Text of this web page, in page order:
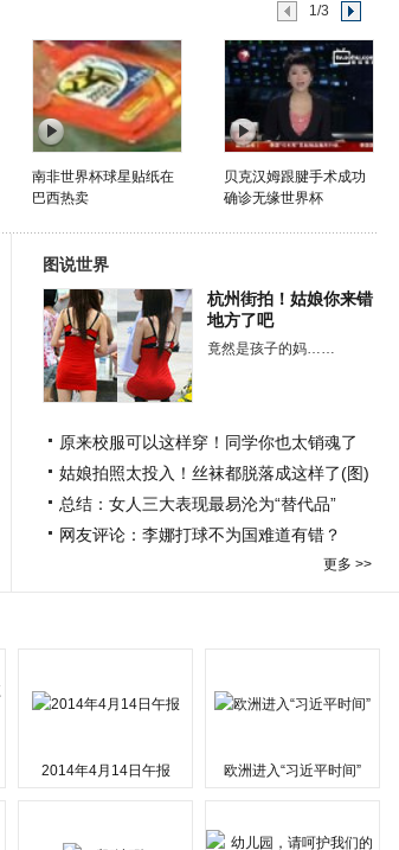
1/3
南非世界杯球星贴纸在
巴西热卖
贝克汉姆跟腱手术成功
确诊无缘世界杯
图说世界
杭州街拍！姑娘你来错
地方了吧
竟然是孩子的妈……
原来校服可以这样穿！同学你也太销魂了
姑娘拍照太投入！丝袜都脱落成这样了(图)
总结：女人三大表现最易沦为“替代品”
网友评论：李娜打球不为国难道有错？
更多 >>
2014年4月14日午报 欧洲进入“习近平时间”